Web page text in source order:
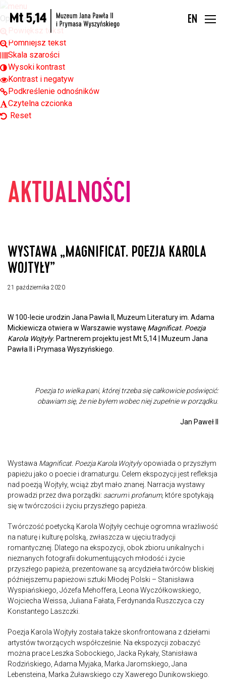
Open toolbar
Opcje widoku
Powiększ tekst
Pomniejsz tekst
Skala szarości
Wysoki kontrast
Kontrast i negatyw
Podkreślenie odnośników
Czytelna czcionka
Reset
EN
AKTUALNOŚCI
WYSTAWA „MAGNIFICAT. POEZJA KAROLA
WOJTYŁY”
21 października 2020
W 100-lecie urodzin Jana Pawła II, Muzeum Literatury im. Adama
Mickiewicza otwiera w Warszawie wystawę Magnificat. Poezja
Karola Wojtyły. Partnerem projektu jest Mt 5,14 | Muzeum Jana
Pawła II i Prymasa Wyszyńskiego.
Poezja to wielka pani, której trzeba się całkowicie poświęcić:
obawiam się, że nie byłem wobec niej zupełnie w porządku.
Jan Paweł II
Wystawa Magnificat. Poezja Karola Wojtyłyopowiada o przyszłym
papieżu jako o poecie i dramaturgu. Celem ekspozycji jest refleksja
nad poezją Wojtyły, wciąż zbyt mało znanej. Narracja wystawy
prowadzi przez dwa porządki: sacrumi profanum, które spotykają
się w twórczości i życiu przyszłego papieża.
Twórczość poetycką Karola Wojtyły cechuje ogromna wrażliwość
na naturę i kulturę polską, zwłaszcza w ujęciu tradycji
romantycznej. Dlatego na ekspozycji, obok zbioru unikalnych i
nieznanych fotografii dokumentujących młodość i życie
przyszłego papieża, prezentowane są arcydzieła twórców bliskiej
późniejszemu papieżowi sztuki Młodej Polski – Stanisława
Wyspiańskiego, Józefa Mehoffera, Leona Wyczółkowskiego,
Wojciecha Weissa, Juliana Fałata, Ferdynanda Ruszczyca czy
Konstantego Laszczki.
Poezja Karola Wojtyły została także skonfrontowana z dziełami
artystów tworzących współcześnie. Na ekspozycji zobaczyć
można prace Leszka Sobockiego, Jacka Rykały, Stanisława
Rodzińskiego, Adama Myjaka, Marka Jaromskiego, Jana
Lebensteina, Marka Żuławskiego czy Xawerego Dunikowskiego.